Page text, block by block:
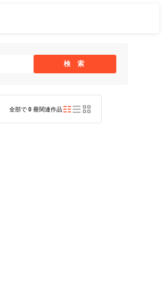
検 索
全部で0 冊関連作品